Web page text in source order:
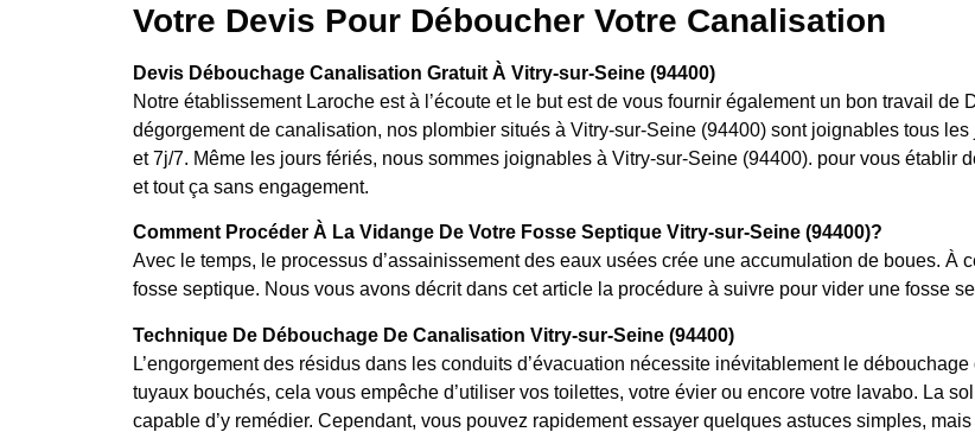
Votre Devis Pour Déboucher Votre Canalisation
Devis Débouchage Canalisation Gratuit À Vitry-sur-Seine (94400)
Notre établissement Laroche est à l’écoute et le but est de vous fournir également un bon travail
dégorgement de canalisation, nos plombier situés à Vitry-sur-Seine (94400) sont joignables tous
et 7j/7. Même les jours fériés, nous sommes joignables à Vitry-sur-Seine (94400). pour vous établir
et tout ça sans engagement.
Comment Procéder À La Vidange De Votre Fosse Septique Vitry-sur-Seine (94400)?
Avec le temps, le processus d’assainissement des eaux usées crée une accumulation de boues. À
fosse septique. Nous vous avons décrit dans cet article la procédure à suivre pour vider une fosse
Technique De Débouchage De Canalisation Vitry-sur-Seine (94400)
L’engorgement des résidus dans les conduits d’évacuation nécessite inévitablement le
tuyaux bouchés, cela vous empêche d’utiliser vos toilettes, votre évier ou encore votre lavabo. La
capable d’y remédier. Cependant, vous pouvez rapidement essayer quelques astuces simples,